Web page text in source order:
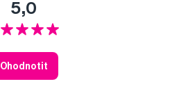
5,0
Ohodnotit